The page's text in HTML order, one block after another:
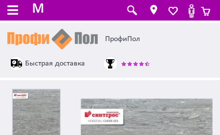
M
ПрофиПол
Быстрая доставка